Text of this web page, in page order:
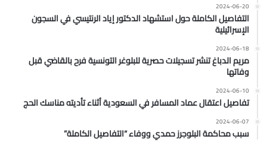
2024-06-20
التفاصيل الكاملة حول استشهاد الدكتور إياد الرنتيسي في السجون
الإسرائيلية
2024-06-18
مريم الدباغ تنشر تسجيلات حصرية للبلوغر التونسية فرح بالقاضي قبل
وفاتها
2024-06-10
تفاصيل اعتقال عماد المسافر في السعودية أثناء تأديته مناسك الحج
2024-06-07
سبب محاكمة البلوجرز حمدي ووفاء “التفاصيل الكاملة”